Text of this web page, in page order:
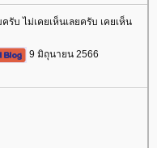
บ ไม่เคยเห็นเลยครับ เคยเห็น
9 มิถุนายน 2566